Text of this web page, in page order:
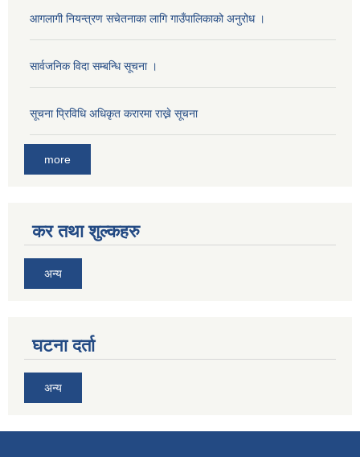
आगलागी नियन्त्रण सचेतनाका लागि गाउँपालिकाको अनुरोध ।
सार्वजनिक विदा सम्बन्धि सूचना ।
सूचना प्रिविधि अधिकृत करारमा राख्ने सूचना
more
कर तथा शुल्कहरु
अन्य
घटना दर्ता
अन्य